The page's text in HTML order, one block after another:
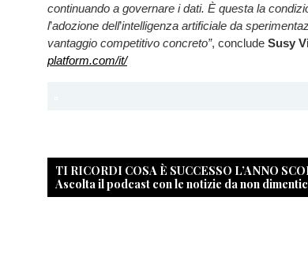
continuando a governare i dati. È questa la
l’adozione dell’intelligenza artificiale da
vantaggio competitivo concreto”, conclude Susy
platform.com/it/
TI RICORDI COSA È SUCCESSO L’ANNO
Ascolta il podcast con le notizie da non